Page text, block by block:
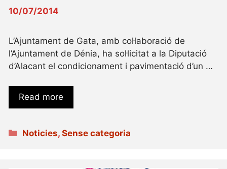
10/07/2014
L’Ajuntament de Gata, amb col·laboració de
l’Ajuntament de Dénia, ha sol·licitat a la Diputació
d’Alacant el condicionament i pavimentació d’un …
Read more
Categories
Noticies,Sense categoria